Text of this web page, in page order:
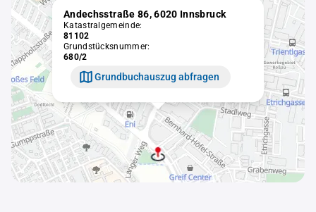
Andechsstraße 86, 6020 Innsbruck
Katastralgemeinde:
81102
Grundstücksnummer:
680/2
Grundbuchauszug abfragen